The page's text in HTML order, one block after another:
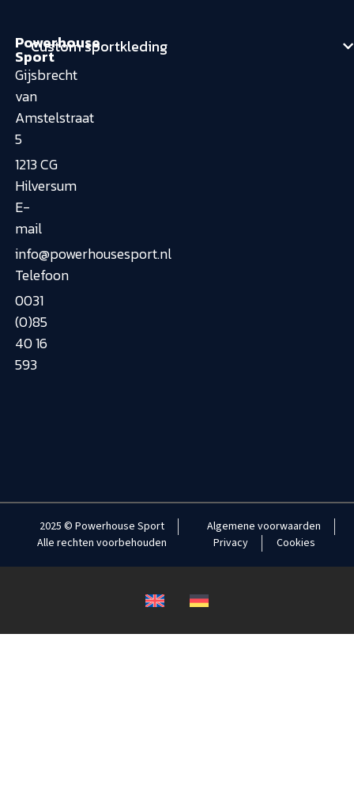
Powerhouse
Sport
Gijsbrecht
van
Amstelstraat
5
1213 CG
Hilversum
E-
mail
info@powerhousesport.nl
Telefoon
0031
(0)85
40 16
593
Custom sportkleding
2025 © Powerhouse Sport
Alle rechten voorbehouden
Algemene voorwaarden
Privacy
Cookies